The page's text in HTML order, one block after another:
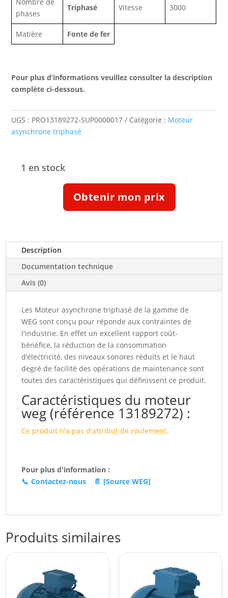
phases
Triphasé Vitesse 3000
Matière Fonte de fer
Pour plus d’informations veuillez consulter la description
complète ci-dessous.
UGS : PRO13189272-SUP0000017 Catégorie : Moteur
asynchrone triphasé
1 en stock
quantité
Moteur
0.18kW
3000tr/min
B3
V
(13189272)
Obtenir mon prix
Description
Documentation technique
Avis (0)
Les Moteur asynchrone triphasé de la gamme de
WEG sont conçu pour réponde aux contraintes de
l'industrie. En effet un excellent rapport coût-
bénéfice, la réduction de la consommation
d’électricité, des niveaux sonores réduits et le haut
degré de facilité des opérations de maintenance sont
toutes des caractéristiques qui définissent ce produit.
Caractéristiques du moteur
weg (référence 13189272) :
Ce produit n'a pas d'attribut de roulement.
Pour plus d'information :
📞 Contactez-nous 📄 [Source WEG]
Produits similaires